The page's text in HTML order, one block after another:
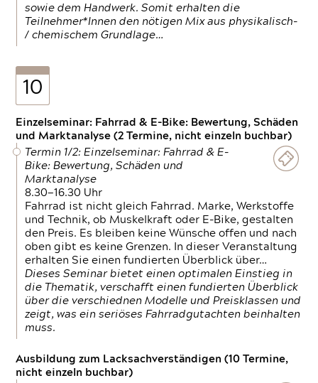
sowie dem Handwerk. Somit erhalten die
Teilnehmer*Innen den nötigen Mix aus physikalisch-
/ chemischem Grundlage…
10
Einzelseminar: Fahrrad & E-Bike: Bewertung, Schäden
und Marktanalyse (2 Termine, nicht einzeln buchbar)
Termin 1/2: Einzelseminar: Fahrrad & E-
Bike: Bewertung, Schäden und
Marktanalyse
8.30—16.30 Uhr
Fahrrad ist nicht gleich Fahrrad. Marke, Werkstoffe
und Technik, ob Muskelkraft oder E-Bike, gestalten
den Preis. Es bleiben keine Wünsche offen und nach
oben gibt es keine Grenzen. In dieser Veranstaltung
erhalten Sie einen fundierten Überblick über…
Dieses Seminar bietet einen optimalen Einstieg in
die Thematik, verschafft einen fundierten Überblick
über die verschiednen Modelle und Preisklassen und
zeigt, was ein seriöses Fahrradgutachten beinhalten
muss.
Ausbildung zum Lacksachverständigen (10 Termine,
nicht einzeln buchbar)